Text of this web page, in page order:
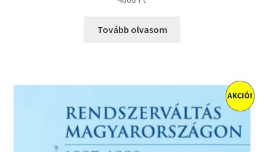
Tovább olvasom
AKCIÓ!